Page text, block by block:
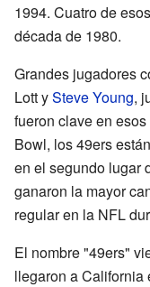
1994. Cuatro de
década de 1980.
Grandes jugadores
Lott ySteve Young,
fueron clave en
Bowl, los 49ers
en el segundo lugar
ganaron la mayor
regular en la NFL
El nombre "49ers"
llegaron a California